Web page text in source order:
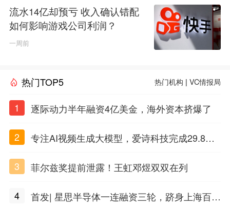
流水14亿却预亏 收入确认错配
如何影响游戏公司利润？
一周前
热门TOP5 热门机构 |VC情报局
1 逐际动力半年融资4亿美金，海外资本挤爆了
2
专注AI视频生成大模型，爱诗科技完成29.8亿
3
菲尔兹奖提前泄露！王虹邓煜双双在列
4 首发| 星思半导体一连融资三轮，跻身上海百亿